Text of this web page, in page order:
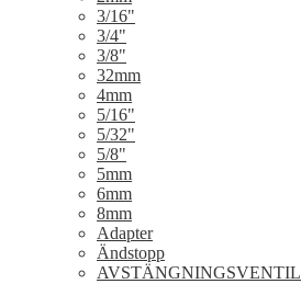
3/16"
3/4"
3/8"
32mm
4mm
5/16"
5/32"
5/8"
5mm
6mm
8mm
Adapter
Ändstopp
AVSTÄNGNINGSVENTIL